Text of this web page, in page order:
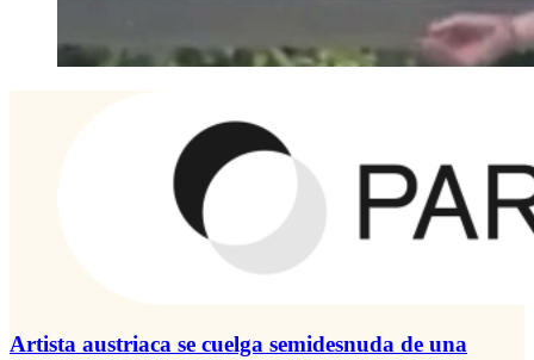
Artista austriaca se cuelga semidesnuda de una